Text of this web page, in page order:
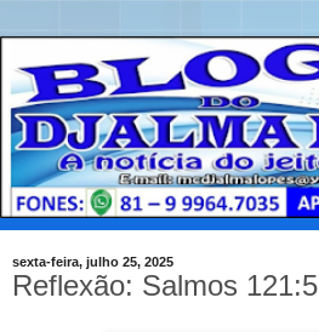
sexta-feira, julho 25, 2025
Reflexão: Salmos 121:5